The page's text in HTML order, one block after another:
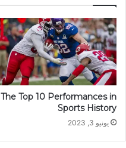
The Top 10 Performances in
Sports History
يونيو 3, 2023